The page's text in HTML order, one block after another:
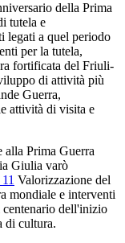
della Prima
tutela e
legati a quel periodo
per la tutela,
fortificata del Friuli-
di attività più
Guerra,
attività di visita e
Prima Guerra
Giulia varò
Valorizzazione del
mondiale e interventi
dell'inizio
di cultura.